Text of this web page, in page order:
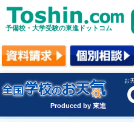
予備校・大学受験の東進ドットコム
Produced by 東進
お